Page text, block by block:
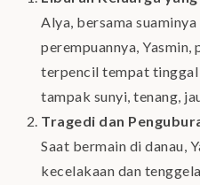
Alya, bersama suaminya
perempuannya,
terpencil tempat tinggal
tampak sunyi, tenang,
Tragedi dan
Saat bermain di danau,
kecelakaan dan